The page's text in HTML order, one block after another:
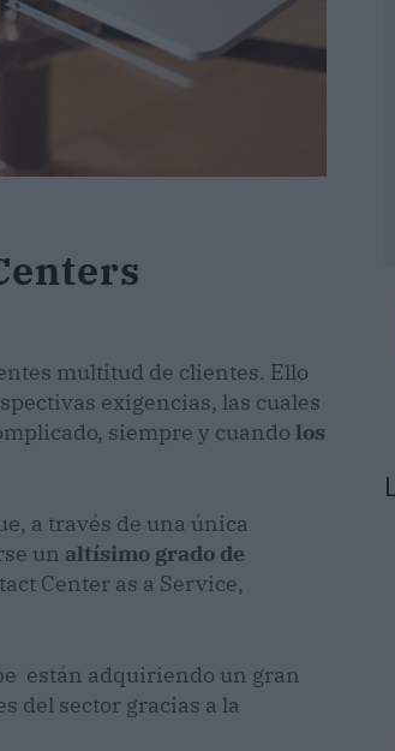
multitud de clientes. Ello
exigencias, las cuales
siempre y cuando los
a través de una única
un altísimo grado de
Center as a Service,
están adquiriendo un gran
del sector gracias a la